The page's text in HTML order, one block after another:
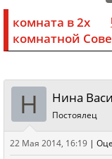
комната в 2х
комнатной
Н Нина
Постоялец
22 Мая 2014, 16:19 |